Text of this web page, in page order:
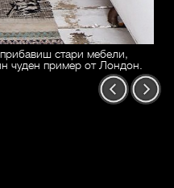
стари мебели,
чуден пример от Лондон.